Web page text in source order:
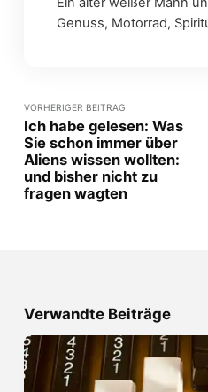
Genuss, Motorrad,
VORHERIGER BEITRAG
Ich habe gelesen: Was
Sie schon immer über
Aliens wissen wollten:
und bisher nicht zu
fragen wagten
Verwandte Beiträge